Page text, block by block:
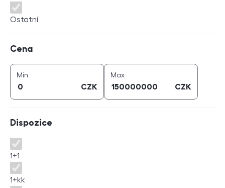
Ostatní
Cena
Min
CZK
Maxcena (
CZK
Dispozice
Dispozice
1+1
1+kk